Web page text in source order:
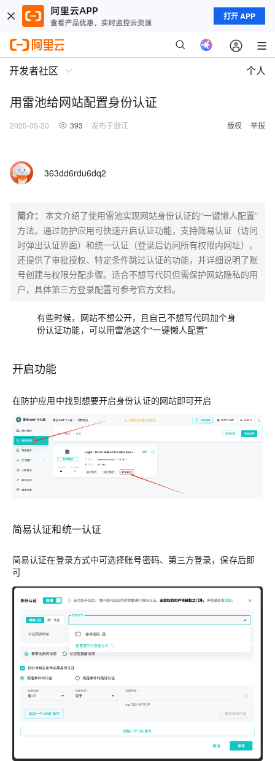
打开 APP
开发者社区 个人
用雷池给网站配置身份认证
2025-05-20 393 发布于浙江 版权 举报
363dd6rdu6dq2
简介：
本文介绍了使用雷池实现网站身份认证的“一键懒人配置”
方法。通过防护应用可快速开启认证功能，支持简易认证（访问
时弹出认证界面）和统一认证（登录后访问所有权限内网址）。
还提供了审批授权、特定条件跳过认证的功能，并详细说明了账
号创建与权限分配步骤。适合不想写代码但需保护网站隐私的用
户，具体第三方登录配置可参考官方文档。
有些时候，网站不想公开，且自己不想写代码加个身
份认证功能，可以用雷池这个“一键懒人配置”
开启功能
在防护应用中找到想要开启身份认证的网站即可开启
简易认证和统一认证
简易认证在登录方式中可选择账号密码、第三方登录，保存后即
可